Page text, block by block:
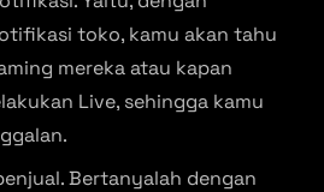
toko, kamu akan tahu
mereka atau kapan
Live, sehingga kamu
Bertanyalah dengan